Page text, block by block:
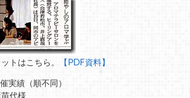
トはこちら。 【PDF資料】
実績（順不同）
代様